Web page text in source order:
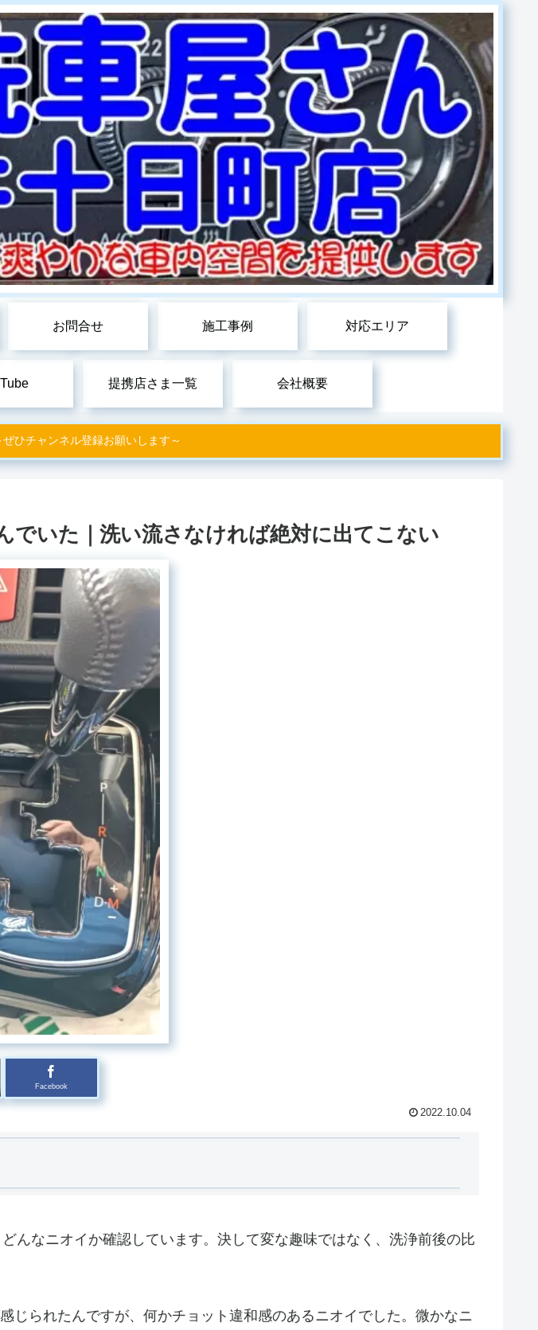
お問合せ 施工事例 対応エリア
提携店さま一覧 会社概要
ひチャンネル登録お願いします～
でいた｜洗い流さなければ絶対に出てこない
Facebook
2022.10.04
んなニオイか確認しています。決して変な趣味ではなく、洗浄前後の比
じられたんですが、何かチョット違和感のあるニオイでした。微かなニ